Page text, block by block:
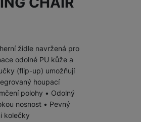
židle navržená pro
odolné PU kůže a
(flip-up) umožňují
houpací
polohy • Odolný
nosnost • Pevný
kolečky